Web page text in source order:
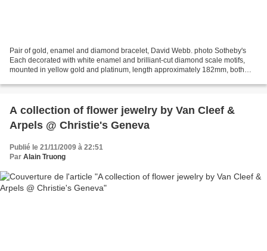
Pair of gold, enamel and diamond bracelet, David Webb. photo Sotheby's
Each decorated with white enamel and brilliant-cut diamond scale motifs,
mounted in yellow gold and platinum, length approximately 182mm, both
A collection of flower jewelry by Van Cleef &
Arpels @ Christie's Geneva
Publié le 21/11/2009 à 22:51
Par Alain Truong